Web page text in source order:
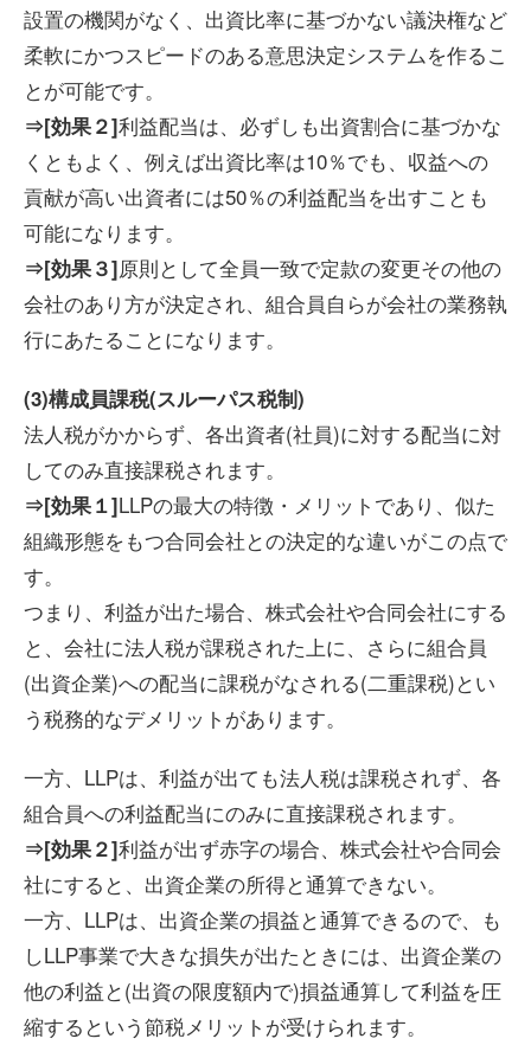
設置の機関がなく、出資比率に基づかない議決権など
柔軟にかつスピードのある意思決定システムを作るこ
とが可能です。
⇒[効果２]利益配当は、必ずしも出資割合に基づかな
くともよく、例えば出資比率は10％でも、収益への
貢献が高い出資者には50％の利益配当を出すことも
可能になります。
⇒[効果３]原則として全員一致で定款の変更その他の
会社のあり方が決定され、組合員自らが会社の業務執
行にあたることになります。
(3)構成員課税(スルーパス税制)
法人税がかからず、各出資者(社員)に対する配当に対
してのみ直接課税されます。
⇒[効果１]LLPの最大の特徴・メリットであり、似た
組織形態をもつ合同会社との決定的な違いがこの点で
す。
つまり、利益が出た場合、株式会社や合同会社にする
と、会社に法人税が課税された上に、さらに組合員
(出資企業)への配当に課税がなされる(二重課税)とい
う税務的なデメリットがあります。
一方、LLPは、利益が出ても法人税は課税されず、各
組合員への利益配当にのみに直接課税されます。
⇒[効果２]利益が出ず赤字の場合、株式会社や合同会
社にすると、出資企業の所得と通算できない。
一方、LLPは、出資企業の損益と通算できるので、も
しLLP事業で大きな損失が出たときには、出資企業の
他の利益と(出資の限度額内で)損益通算して利益を圧
縮するという節税メリットが受けられます。